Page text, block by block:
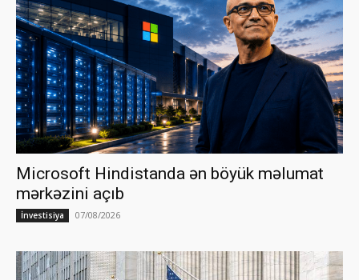
Microsoft Hindistanda ən böyük məlumat
mərkəzini açıb
İnvestisiya 07/08/2026